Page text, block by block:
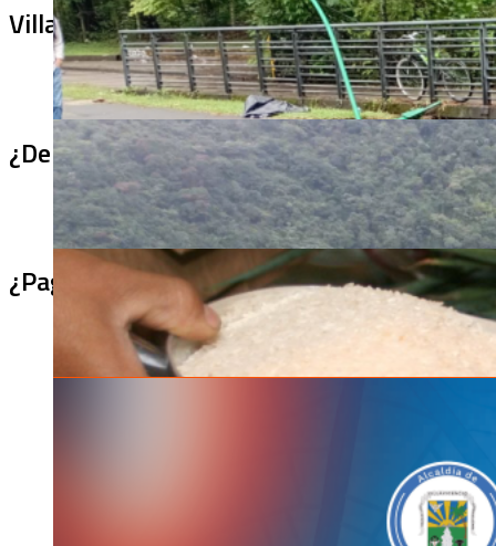
Villa Julia no puede tapar el problema:
¿De qué sirve un puente terminado si no
¿Pagaron menos de lo permitido por el